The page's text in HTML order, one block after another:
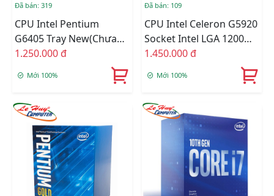
Đã bán: 319
CPU Intel Pentium
G6405 Tray New(Chưa
Fan)
1.250.000 đ
Mới 100%
Đã bán: 109
CPU Intel Celeron G5920
Socket Intel LGA 1200
BOX Online
1.450.000 đ
Mới 100%